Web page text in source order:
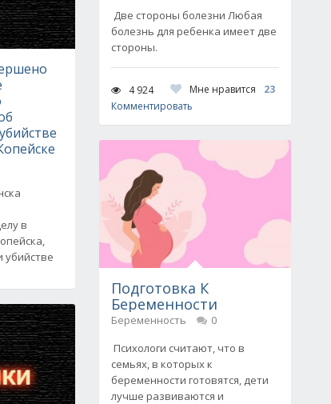
в
убийстве
Две стороны болезни Любая
болезнь для ребенка имеет две
стороны.
4 924 Мне нравится
23
Комментировать
Подготовка К
Беременности
Беременность
0
Психологи считают, что в
семьях, в которых к
беременности готовятся, дети
лучше развиваются и